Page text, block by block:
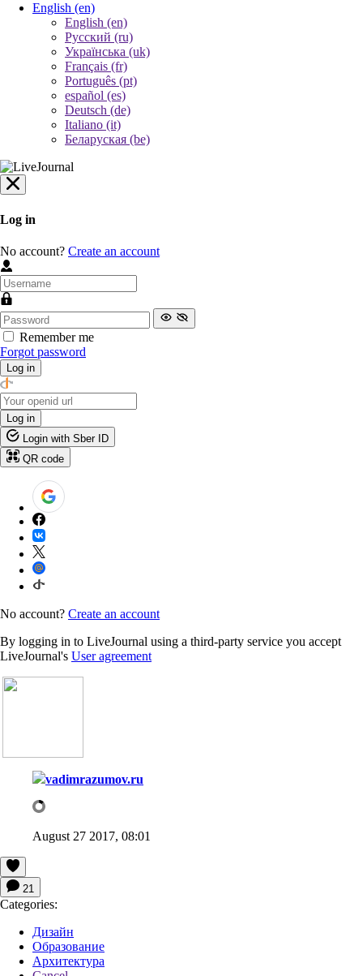
English (en)
English (en)
Русский (ru)
Українська (uk)
Français (fr)
Português (pt)
español (es)
Deutsch (de)
Italiano (it)
Беларуская (be)
Log in
No account? Create an account
Remember me
Forgot password
Log in
Log in
Login with Sber ID
QR code
No account? Create an account
By logging in to LiveJournal using a third-party service you accept
LiveJournal's User agreement
vadimrazumov.ru
August 27 2017, 08:01
21
Categories:
Дизайн
Образование
Архитектура